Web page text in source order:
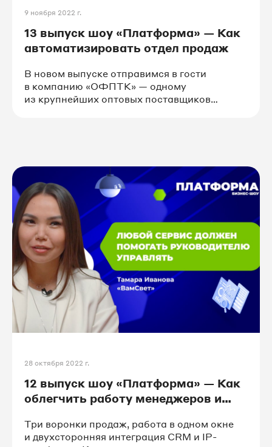
9 ноября 2022 г.
13 выпуск шоу «Платформа» — Как
автоматизировать отдел продаж
В новом выпуске отправимся в гости
в компанию «ОФПТК» — одному
из крупнейших оптовых поставщиков
28 октября 2022 г.
12 выпуск шоу «Платформа» — Как
облегчить работу менеджеров и
Три воронки продаж, работа в одном окне
и двухсторонняя интеграция CRM и IP-